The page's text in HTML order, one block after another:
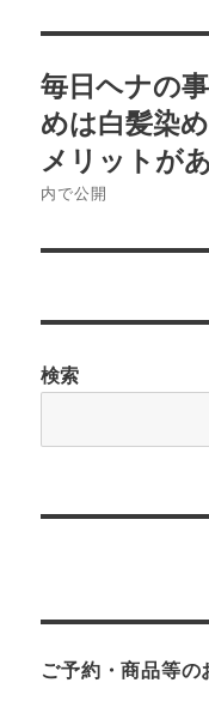
稿
ナ
ビ
ゲ
ー
シ
毎日ヘナの
めは白髪染
メリットが
内で公開
検索
ご予約・商品等の